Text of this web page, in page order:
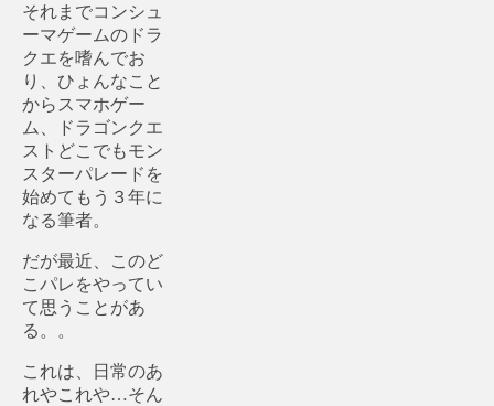
それまでコンシュ
ーマゲームのドラ
クエを嗜んでお
り、ひょんなこと
からスマホゲー
ム、ドラゴンクエ
ストどこでもモン
スターパレードを
始めてもう３年に
なる筆者。
だが最近、このど
こパレをやってい
て思うことがあ
る。。
これは、日常のあ
れやこれや…そん